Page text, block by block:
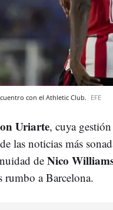
con el Athletic Club. EFE
Uriarte, cuya
las noticias más
de Nico
rumbo a Barcelona.